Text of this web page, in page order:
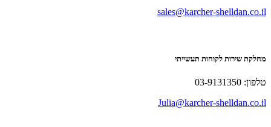
sales@karcher-shelldan.co.il
מחלקת שירות לקוחות תעשייתי
טלפון: 03-9131350
Julia@karcher-shelldan.co.il